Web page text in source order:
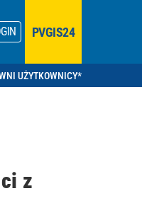
PVGIS24
UŻYTKOWNICY*
z